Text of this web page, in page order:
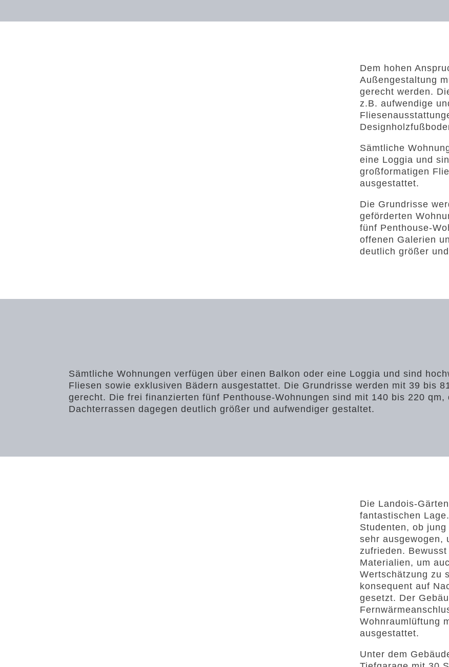
Dem hohen
Außengestaltung
gerecht werden.
z.B. aufwendige
Sämtliche
eine Loggia und
großformatigen
ausgestattet.
Die Grundrisse
geförderten
fünf Penthouse-
offenen Galerien
deutlich größer
Sämtliche Wohnungen verfügen über einen Balkon oder eine Loggia und sind
Fliesen sowie exklusiven Bädern ausgestattet. Die Grundrisse werden mit 39 bis
gerecht. Die frei finanzierten fünf Penthouse-Wohnungen sind mit 140 bis 220
Dachterrassen dagegen deutlich größer und aufwendiger gestaltet.
Die Landois-
fantastischen
Studenten, ob
sehr ausgewogen,
zufrieden.
Materialien, um
Wertschätzung zu
konsequent auf
gesetzt. Der
Wohnraumlüftung
ausgestattet.
Unter dem